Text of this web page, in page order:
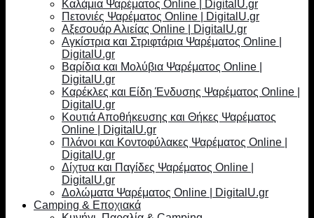
Καλάμια Ψαρέματος Online | DigitalU.gr
Πετονιές Ψαρέματος Online | DigitalU.gr
Αξεσουάρ Αλιείας Online | DigitalU.gr
Αγκίστρια και Στριφτάρια Ψαρέματος Online |
DigitalU.gr
Βαρίδια και Μολύβια Ψαρέματος Online |
DigitalU.gr
Καρέκλες και Είδη Ένδυσης Ψαρέματος Online |
DigitalU.gr
Κουτιά Αποθήκευσης και Θήκες Ψαρέματος
Online | DigitalU.gr
Πλάνοι και Κοντοφύλακες Ψαρέματος Online |
DigitalU.gr
Δίχτυα και Παγίδες Ψαρέματος Online |
DigitalU.gr
Δολώματα Ψαρέματος Online | DigitalU.gr
Camping & Εποχιακά